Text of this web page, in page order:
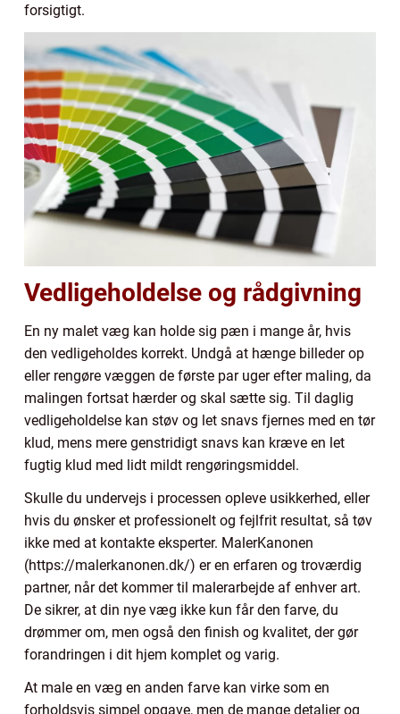
forsigtigt.
Vedligeholdelse og rådgivning
En ny malet væg kan holde sig pæn i mange år, hvis
den vedligeholdes korrekt. Undgå at hænge billeder op
eller rengøre væggen de første par uger efter maling, da
malingen fortsat hærder og skal sætte sig. Til daglig
vedligeholdelse kan støv og let snavs fjernes med en tør
klud, mens mere genstridigt snavs kan kræve en let
fugtig klud med lidt mildt rengøringsmiddel.
Skulle du undervejs i processen opleve usikkerhed, eller
hvis du ønsker et professionelt og fejlfrit resultat, så tøv
ikke med at kontakte eksperter. MalerKanonen
(https://malerkanonen.dk/) er en erfaren og troværdig
partner, når det kommer til malerarbejde af enhver art.
De sikrer, at din nye væg ikke kun får den farve, du
drømmer om, men også den finish og kvalitet, der gør
forandringen i dit hjem komplet og varig.
At male en væg en anden farve kan virke som en
forholdsvis simpel opgave, men de mange detaljer og